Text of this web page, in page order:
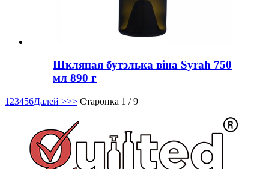
Шкляная бутэлька віна Syrah 750
мл 890 г
1 23456Далей >>> Старонка 1 / 9